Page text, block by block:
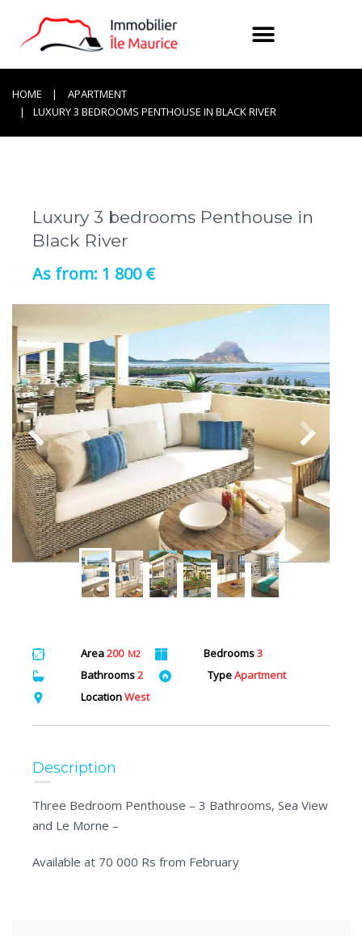
HOME
APARTMENT
LUXURY 3 BEDROOMS PENTHOUSE IN BLACK RIVER
Luxury 3 bedrooms Penthouse in
Black River
1 800 €
Area200 M2 Bedrooms3
Bathrooms2 TypeApartment
LocationWest
Description
Three Bedroom Penthouse – 3 Bathrooms, Sea View
and Le Morne –
Available at 70 000 Rs from February